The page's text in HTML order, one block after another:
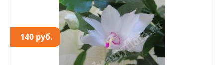
140 руб.